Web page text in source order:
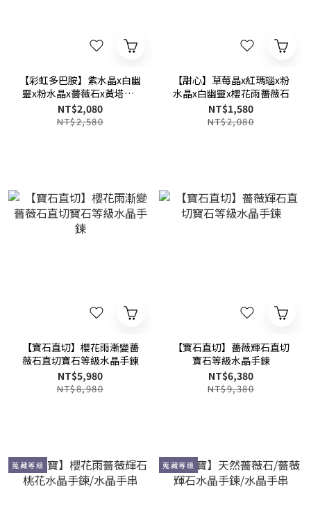
【彩虹多巴胺】紫水晶x白幽
靈x粉水晶x薔薇石x黃塔晶x
海藍寶x岫玉x天河石多功效
水晶手鍊
NT$2,080
NT$2,580
【甜心】草莓晶x紅瑪瑙x粉
水晶x白幽靈x櫻花雨薔薇石
NT$1,580
NT$2,080
【寶石直切】櫻花雨漸變薔
薇石直切寶石等級水晶手鍊
NT$5,980
NT$8,980
【寶石直切】薔薇輝石直切
寶石等級水晶手鍊
NT$6,380
NT$9,380
蒐藏等級 蒐藏等級